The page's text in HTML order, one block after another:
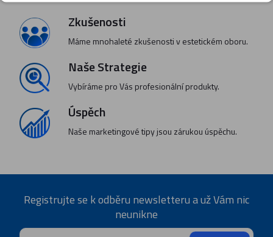
Zkušenosti
Máme mnohaleté zkušenosti v estetickém oboru.
Naše Strategie
Vybíráme pro Vás profesionální produkty.
Úspěch
Naše marketingové tipy jsou zárukou úspěchu.
Registrujte se k odběru newsletteru a už Vám nic
neunikne